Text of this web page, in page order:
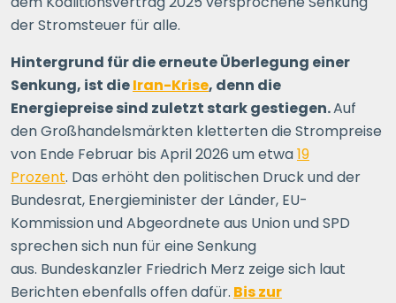
der Stromsteuer für alle.
Hintergrund für die erneute Überlegung einer
Senkung, ist dieIran-Krise, denn die
Energiepreise sind zuletzt stark gestiegen.Auf
den Großhandelsmärkten kletterten die Strompreise
von Ende Februar bis April 2026 um etwa19
Prozent. Das erhöht den politischen Druck und der
Bundesrat, Energieminister der Länder, EU-
Kommission und Abgeordnete aus Union und SPD
sprechen sich nun für eine Senkung
aus. Bundeskanzler Friedrich Merz zeige sich laut
Berichten ebenfalls offen dafür. Bis zur